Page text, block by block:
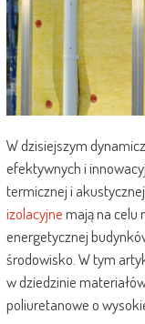
W dzisiejszym
efektywnych i
termicznej i
izolacyjnemają na celu
energetycznej
środowisko. W tym
w dziedzinie
poliuretanowe o